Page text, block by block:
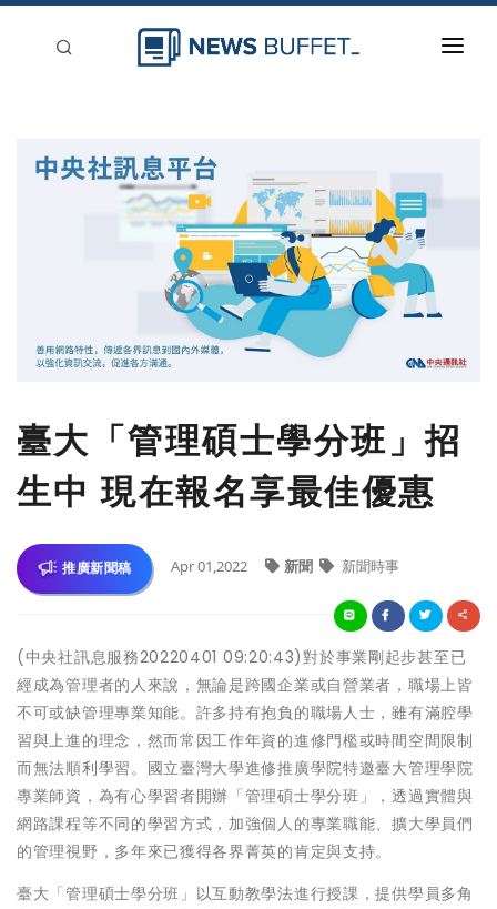
臺大「管理碩士學分班」招
生中 現在報名享最佳優惠
推廣新聞稿 Apr 01,2022 新聞 新聞時事
(中央社訊息服務20220401 09:20:43)對於事業剛起步甚至已
經成為管理者的人來說，無論是跨國企業或自營業者，職場上皆
不可或缺管理專業知能。許多持有抱負的職場人士，雖有滿腔學
習與上進的理念，然而常因工作年資的進修門檻或時間空間限制
而無法順利學習。國立臺灣大學進修推廣學院特邀臺大管理學院
專業師資，為有心學習者開辦「管理碩士學分班」，透過實體與
網路課程等不同的學習方式，加強個人的專業職能、擴大學員們
的管理視野，多年來已獲得各界菁英的肯定與支持。
臺大「管理碩士學分班」以互動教學法進行授課，提供學員多角